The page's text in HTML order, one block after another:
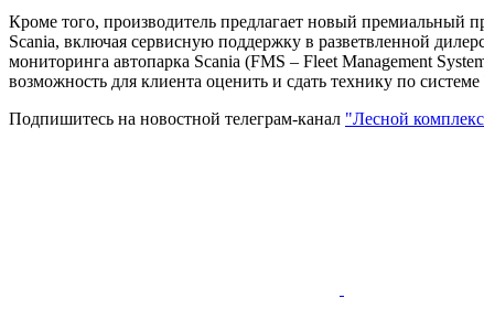
Кроме того, производитель предлагает новый премиальный
Scania, включая сервисную поддержку в разветвленной
мониторинга автопарка Scania (FMS – Fleet Management
возможность для клиента оценить и сдать технику по
Подпишитесь на новостной телеграм-канал "Лесной